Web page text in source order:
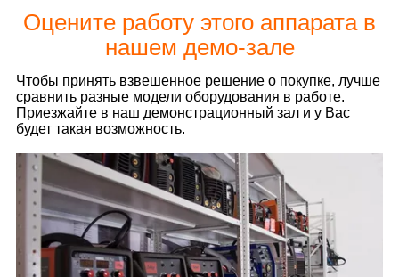
Оцените работу этого аппарата в
нашем демо-зале
Чтобы принять взвешенное решение о покупке, лучше
сравнить разные модели оборудования в работе.
Приезжайте в наш демонстрационный зал и у Вас
будет такая возможность.